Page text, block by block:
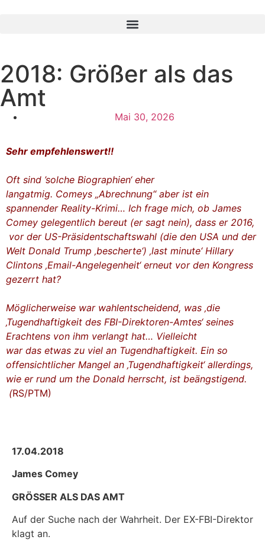
2018: Größer als das
Amt
Mai 30, 2026
Sehr empfehlenswert!!
Oft sind ’solche Biographien‘ eher
langatmig. Comeys „Abrechnung“ aber ist ein
spannender Reality-Krimi… Ich frage mich, ob James
Comey gelegentlich bereut (er sagt nein), dass er 2016,
vor der US-Präsidentschaftswahl (die den USA und der
Welt Donald Trump ‚bescherte‘) ‚last minute‘ Hillary
Clintons ‚Email-Angelegenheit‘ erneut vor den Kongress
gezerrt hat?
Möglicherweise war wahlentscheidend, was ‚die
‚Tugendhaftigkeit des FBI-Direktoren-Amtes‘ seines
Erachtens von ihm verlangt hat… Vielleicht
war das etwas zu viel an Tugendhaftigkeit. Ein so
offensichtlicher Mangel an ‚Tugendhaftigkeit‘ allerdings,
wie er rund um the Donald herrscht, ist beängstigend.
(RS/PTM)
17.04.2018
James Comey
GRÖSSER ALS DAS AMT
Auf der Suche nach der Wahrheit. Der EX-FBI-Direktor
klagt an.